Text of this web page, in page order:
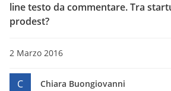
line testo da commentare. Tra
prodest?
2 Marzo 2016
C Chiara Buongiovanni